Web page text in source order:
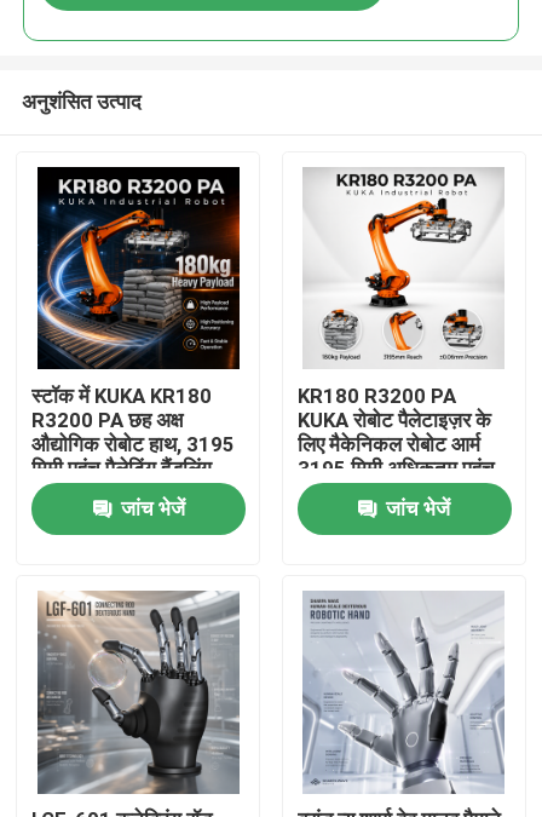
घर
उत्पाद
वीडियो
अनुशंसित उत्पाद
स्टॉक में KUKA KR180
R3200 PA छह अक्ष
औद्योगिक रोबोट हाथ, 3195
मिमी पहुंच पैलेटिंग हैंडलिंग
रोबोट हाथ
जांच भेजें
KR180 R3200 PA
KUKA रोबोट पैलेटाइज़र के
लिए मैकेनिकल रोबोट आर्म
3195 मिमी अधिकतम पहुंच
जांच भेजें